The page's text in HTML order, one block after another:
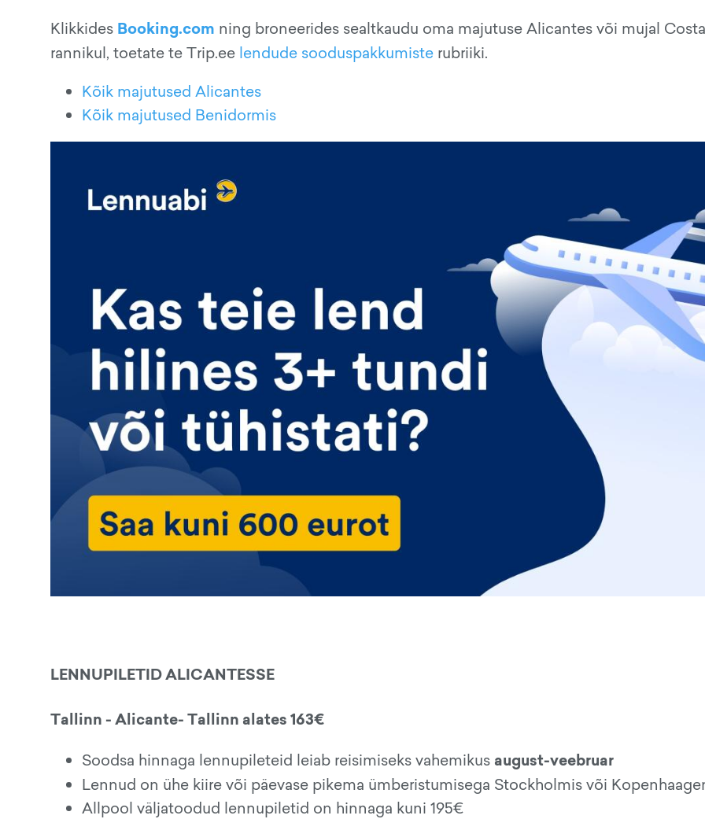
Klikkides Booking.com ning broneerides sealtkaudu oma majutuse Alicantes või mujal
rannikul, toetate te Trip.ee lendude sooduspakkumiste rubriiki.
Kõik majutused Alicantes
Kõik majutused Benidormis
LENNUPILETID ALICANTESSE
Tallinn - Alicante- Tallinn alates 163€
Soodsa hinnaga lennupileteid leiab reisimiseks vahemikus august-veebruar
Lennud on ühe kiire või päevase pikema ümberistumisega Stockholmis või
Allpool väljatoodud lennupiletid on hinnaga kuni 195€